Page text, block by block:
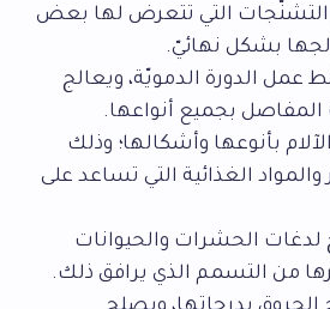
التي تتعرض لها بعض
بشكل نهائيّ.
عمل الدورة الدمويّة، ويعالج
المفاصل بجميع أنواعها.
بأنوعها وأشكالها؛ وذلك
والمواد الغذائية التي تساعد على
الحشرات والحيوانات
من التسمم الذي يرافق ذلك.